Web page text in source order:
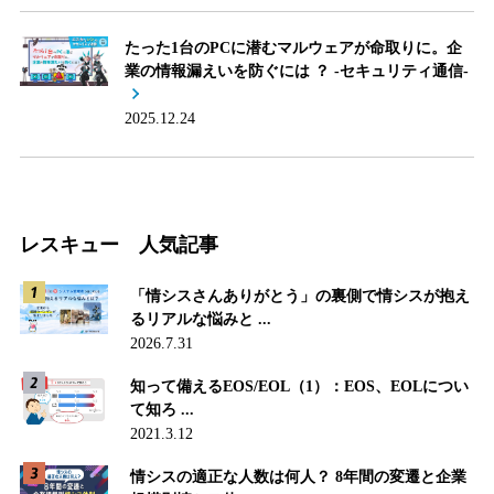
たった1台のPCに潜むマルウェアが命取りに。企
業の情報漏えいを防ぐには ？ -セキュリティ通信-
2025.12.24
レスキュー 人気記事
「情シスさんありがとう」の裏側で情シスが抱え
るリアルな悩みと ...
2026.7.31
知って備えるEOS/EOL（1）：EOS、EOLについ
て知ろ ...
2021.3.12
情シスの適正な人数は何人？ 8年間の変遷と企業